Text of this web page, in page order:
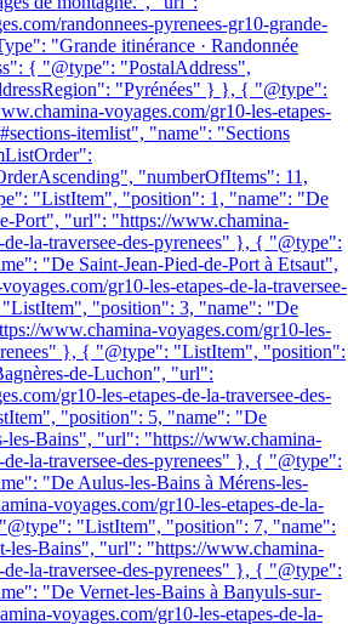
randonnees-pyrenees-gr10-grande-
"Grande itinérance · Randonnée
{ "@type": "PostalAddress",
"Pyrénées" } }, { "@type":
voyages.com/gr10-les-etapes-
itemlist", "name": "Sections
"numberOfItems": 11,
"ListItem", "position": 1, "name": "De
Port", "url": "https://www.chamina-
de-la-traversee-des-pyrenees" }, { "@type":
"De Saint-Jean-Pied-de-Port à Etsaut",
gr10-les-etapes-de-la-traversee-
"position": 3, "name": "De
www.chamina-voyages.com/gr10-les-
}, { "@type": "ListItem", "position":
de-Luchon", "url":
gr10-les-etapes-de-la-traversee-des-
"position": 5, "name": "De
les-Bains", "url": "https://www.chamina-
de-la-traversee-des-pyrenees" }, { "@type":
"De Aulus-les-Bains à Mérens-les-
voyages.com/gr10-les-etapes-de-la-
"ListItem", "position": 7, "name":
les-Bains", "url": "https://www.chamina-
de-la-traversee-des-pyrenees" }, { "@type":
"De Vernet-les-Bains à Banyuls-sur-
voyages.com/gr10-les-etapes-de-la-